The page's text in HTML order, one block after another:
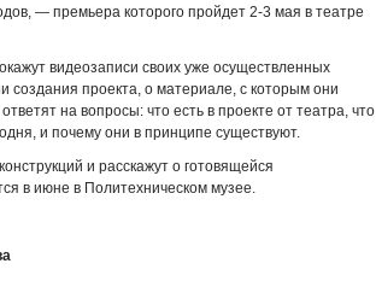
— премьера которого пройдет 2-3 мая в театре
видеозаписи своих уже осуществленных
создания проекта, о материале, с которым они
на вопросы: что есть в проекте от театра, что
и почему они в принципе существуют.
и расскажут о готовящейся
в июне в Политехническом музее.